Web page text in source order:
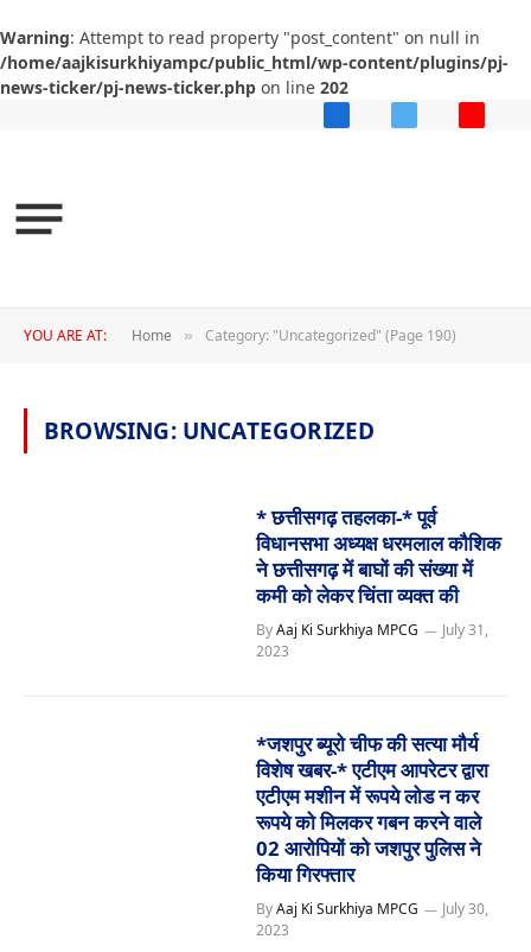
Warning: Attempt to read property "post_content" on null in
/home/aajkisurkhiyampc/public_html/wp-content/plugins/pj-
news-ticker/pj-news-ticker.php on line 202
FacebookX
YOU ARE AT: Home » Category: "Uncategorized" (Page 190)
BROWSING: UNCATEGORIZED
* छत्तीसगढ़ तहलका-* पूर्व
विधानसभा अध्यक्ष धरमलाल कौशिक
ने छत्तीसगढ़ में बाघों की संख्या में
कमी को लेकर चिंता व्यक्त की
By Aaj Ki Surkhiya MPCG
July 31,
2023
*जशपुर ब्यूरो चीफ की सत्या मौर्य
विशेष खबर-* एटीएम आपरेटर द्वारा
एटीएम मशीन में रूपये लोड न कर
रूपये को मिलकर गबन करने वाले
02 आरोपियों को जशपुर पुलिस ने
किया गिरफ्तार
By Aaj Ki Surkhiya MPCG
July 30,
2023